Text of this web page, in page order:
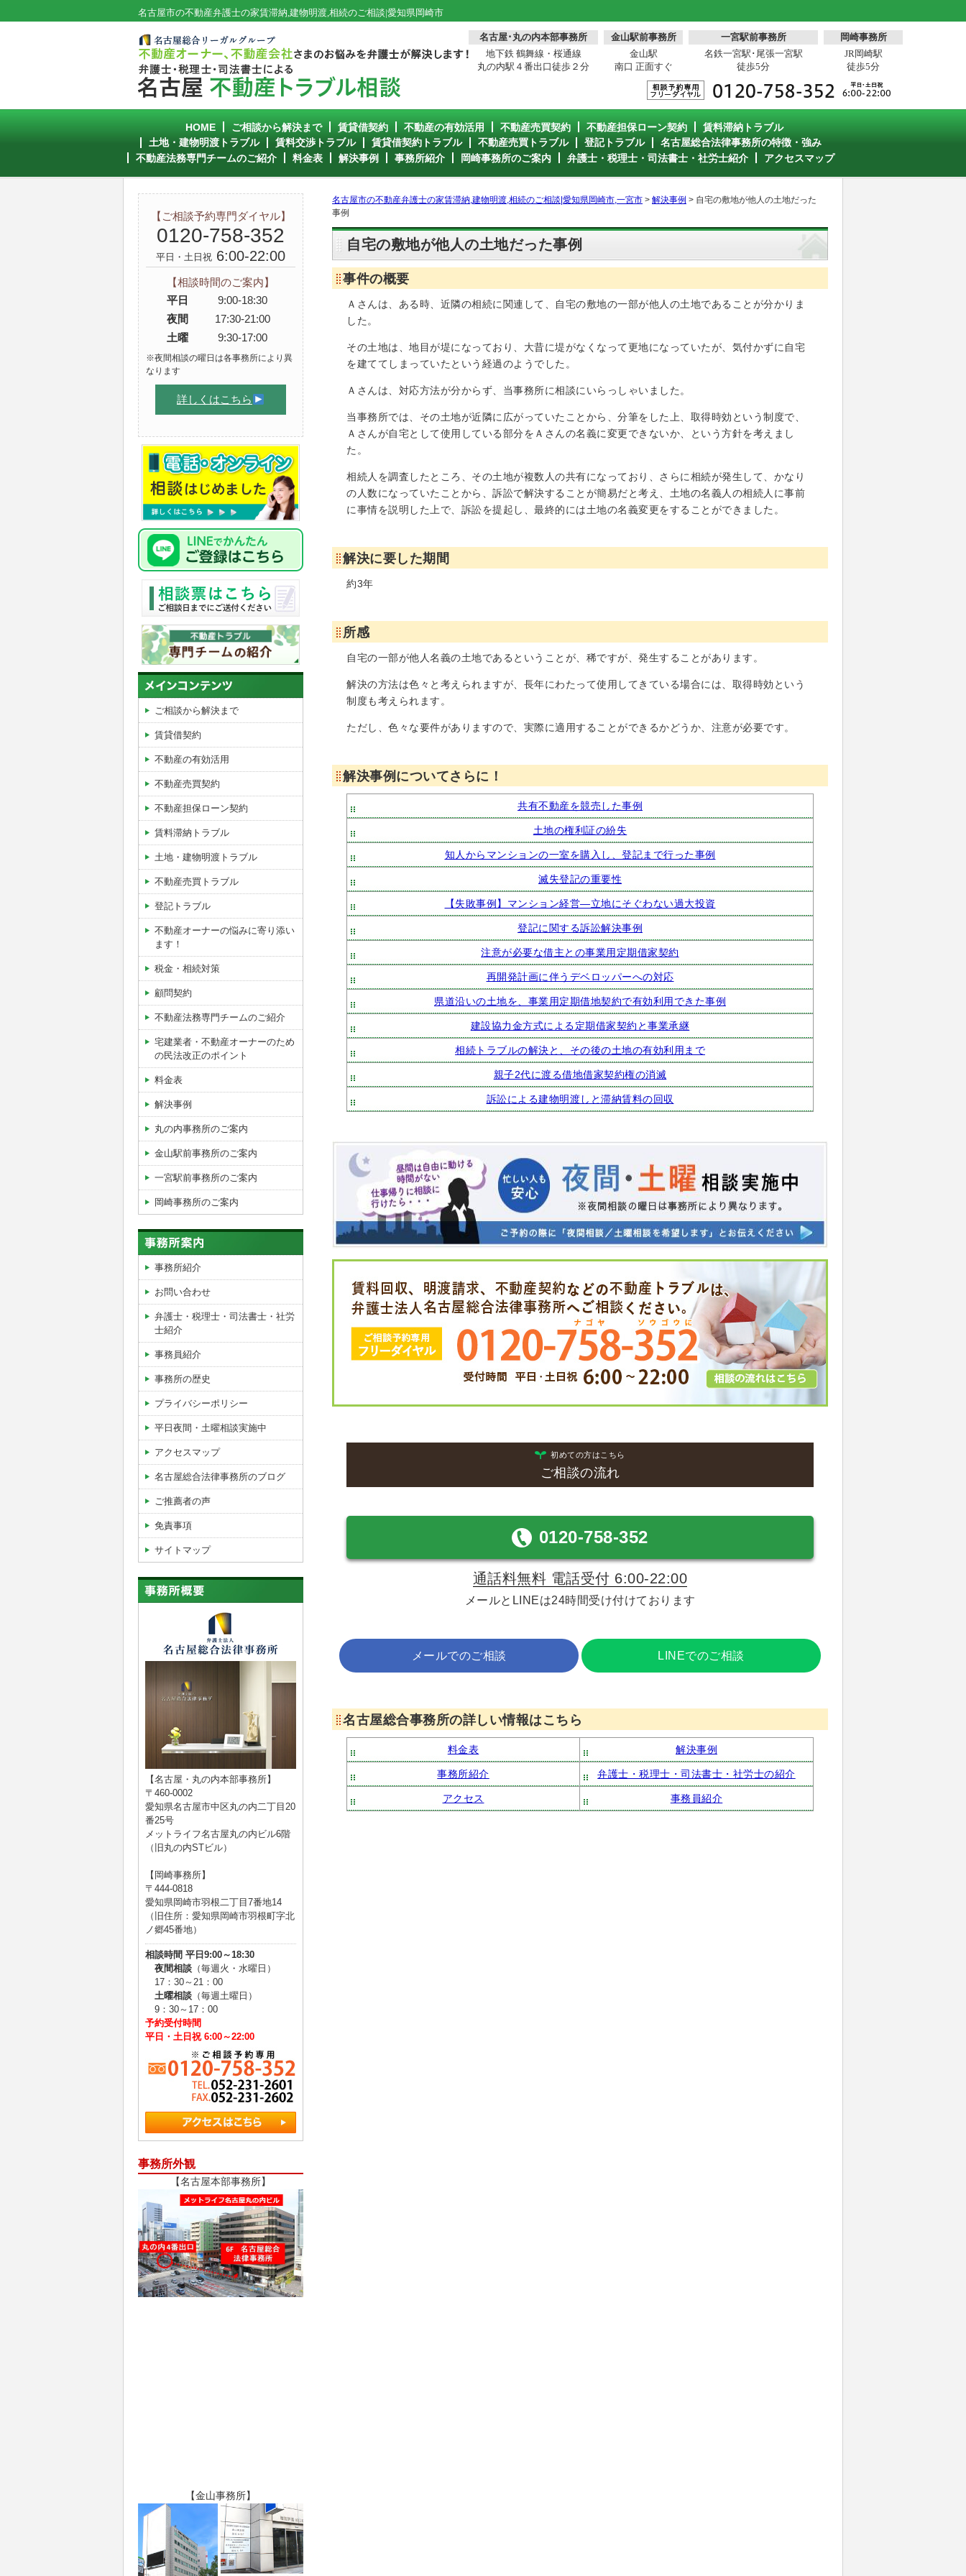
名古屋市の不動産弁護士の家賃滞納,建物明渡,相続のご相談|愛知県岡崎市
名古屋･丸の内本部事務所
地下鉄 鶴舞線・桜通線
丸の内駅４番出口徒歩２分
金山駅前事務所
金山駅
南口 正面すぐ
一宮駅前事務所
名鉄一宮駅･尾張一宮駅
徒歩5分
岡崎事務所
JR岡崎駅
徒歩5分
HOME ご相談から解決まで 賃貸借契約 不動産の有効活用 不動産売買契約 不動産担保ローン契約
賃料滞納トラブル
土地・建物明渡トラブル
賃料交渉トラブル 賃貸借契約トラブル 不動産売買トラブル 登記トラブル
名古屋総合法律事務所の特徴・強み
不動産法務専門チームのご紹介
料金表 解決事例 事務所紹介 岡崎事務所のご案内 弁護士・税理士・司法書士・社労士紹介 アクセスマップ
名古屋市の不動産弁護士の家賃滞納,建物明渡,相続のご相談|愛知県岡崎市,一宮市 > 解決事例 > 自宅の敷地が他人の土地だった
事例
自宅の敷地が他人の土地だった事例
事件の概要
Ａさんは、ある時、近隣の相続に関連して、自宅の敷地の一部が他人の土地であることが分かりま
した。
その土地は、地目が堤になっており、大昔に堤がなくなって更地になっていたが、気付かずに自宅
を建ててしまっていたという経過のようでした。
Ａさんは、対応方法が分からず、当事務所に相談にいらっしゃいました。
当事務所では、その土地が近隣に広がっていたことから、分筆をした上、取得時効という制度で、
Ａさんが自宅として使用している部分をＡさんの名義に変更できないか、という方針を考えまし
た。
相続人を調査したところ、その土地が複数人の共有になっており、さらに相続が発生して、かなり
の人数になっていたことから、訴訟で解決することが簡易だと考え、土地の名義人の相続人に事前
に事情を説明した上で、訴訟を提起し、最終的には土地の名義変更をすることができました。
解決に要した期間
約3年
所感
自宅の一部が他人名義の土地であるということが、稀ですが、発生することがあります。
解決の方法は色々と考えられますが、長年にわたって使用してきている場合には、取得時効という
制度も考えられます。
ただし、色々な要件がありますので、実際に適用することができるかどうか、注意が必要です。
解決事例についてさらに！
共有不動産を競売した事例
土地の権利証の紛失
知人からマンションの一室を購入し、登記まで行った事例
滅失登記の重要性
【失敗事例】マンション経営―立地にそぐわない過大投資
登記に関する訴訟解決事例
注意が必要な借主との事業用定期借家契約
再開発計画に伴うデベロッパーへの対応
県道沿いの土地を、事業用定期借地契約で有効利用できた事例
建設協力金方式による定期借家契約と事業承継
相続トラブルの解決と、その後の土地の有効利用まで
親子2代に渡る借地借家契約権の消滅
訴訟による建物明渡しと滞納賃料の回収
初めての方はこちら
ご相談の流れ
0120-758-352
通話料無料 電話受付 6:00-22:00
メールとLINEは24時間受け付けております
メールでのご相談 LINEでのご相談
名古屋総合事務所の詳しい情報はこちら
料金表 解決事例
事務所紹介 弁護士・税理士・司法書士・社労士の紹介
アクセス 事務員紹介
【ご相談予約専門ダイヤル】
0120-758-352
平日・土日祝 6:00-22:00
【相談時間のご案内】
平日
9:00-18:30
夜間
17:30-21:00
土曜
9:30-17:00
※夜間相談の曜日は各事務所により異
なります
詳しくはこちら
ご相談から解決まで
賃貸借契約
不動産の有効活用
不動産売買契約
不動産担保ローン契約
賃料滞納トラブル
土地・建物明渡トラブル
不動産売買トラブル
登記トラブル
不動産オーナーの悩みに寄り添い
ます！
税金・相続対策
顧問契約
不動産法務専門チームのご紹介
宅建業者・不動産オーナーのため
の民法改正のポイント
料金表
解決事例
丸の内事務所のご案内
金山駅前事務所のご案内
一宮駅前事務所のご案内
岡崎事務所のご案内
事務所紹介
お問い合わせ
弁護士・税理士・司法書士・社労
士紹介
事務員紹介
事務所の歴史
プライバシーポリシー
平日夜間・土曜相談実施中
アクセスマップ
名古屋総合法律事務所のブログ
ご推薦者の声
免責事項
サイトマップ
【名古屋・丸の内本部事務所】
〒460-0002
愛知県名古屋市中区丸の内二丁目20
番25号
メットライフ名古屋丸の内ビル6階
（旧丸の内STビル）
【岡崎事務所】
〒444-0818
愛知県岡崎市羽根二丁目7番地14
（旧住所：愛知県岡崎市羽根町字北
ノ郷45番地）
相談時間 平日9:00～18:30
夜間相談 （毎週火・水曜日）
17：30～21：00
土曜相談 （毎週土曜日）
9：30～17：00
予約受付時間
平日・土日祝 6:00～22:00
事務所外観
【名古屋本部事務所】
【金山事務所】